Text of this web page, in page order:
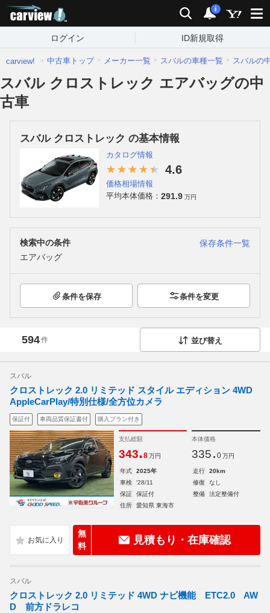
検索 通知
i
ログイン ID新規取得
carview! 中古車トップ メーカー一覧 スバルの車種一覧 スバルの
スバル クロストレック エアバッグの中
古車
スバル クロストレック の基本情報
カタログ情報
4.6
価格相場情報
平均本体価格： 291.9 万円
検索中の条件
保存条件一覧
エアバッグ
条件を保存 条件を変更
594件 並び替え
スバル
クロストレック 2.0 リミテッド スタイル エディション 4WD
AppleCarPlay/特別仕様/全方位カメラ
保証付 車両品質保証書付 購入プラン付き
支払総額
343.8 万円
本体価格
335. 0 万円
年式 2025年 走行
20km
車検
'28/11 修復
なし
保証
保証付 整備
法定整備付
住所
愛知県 東海市
無
料
見積もり・在庫確認
スバル
クロストレック 2.0 リミテッド 4WD ナビ機能 ETC2.0 AW
D 前方ドラレコ